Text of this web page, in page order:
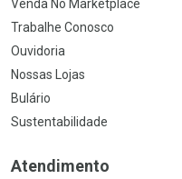
Venda No Marketplace
Trabalhe Conosco
Ouvidoria
Nossas Lojas
Bulário
Sustentabilidade
Atendimento